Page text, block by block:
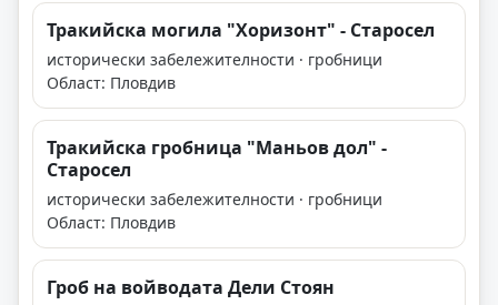
Тракийска могила "Хоризонт" - Старосел
исторически забележителности · гробници
Област: Пловдив
Тракийска гробница "Маньов дол" -
Старосел
исторически забележителности · гробници
Област: Пловдив
Гроб на войводата Дели Стоян